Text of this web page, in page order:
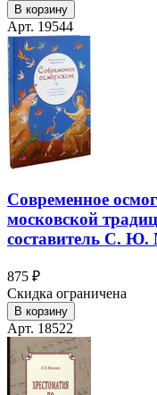
В корзину
Арт. 19544
Современное
московской
составитель С. Ю.
875 ₽
Скидка ограничена
В корзину
Арт. 18522